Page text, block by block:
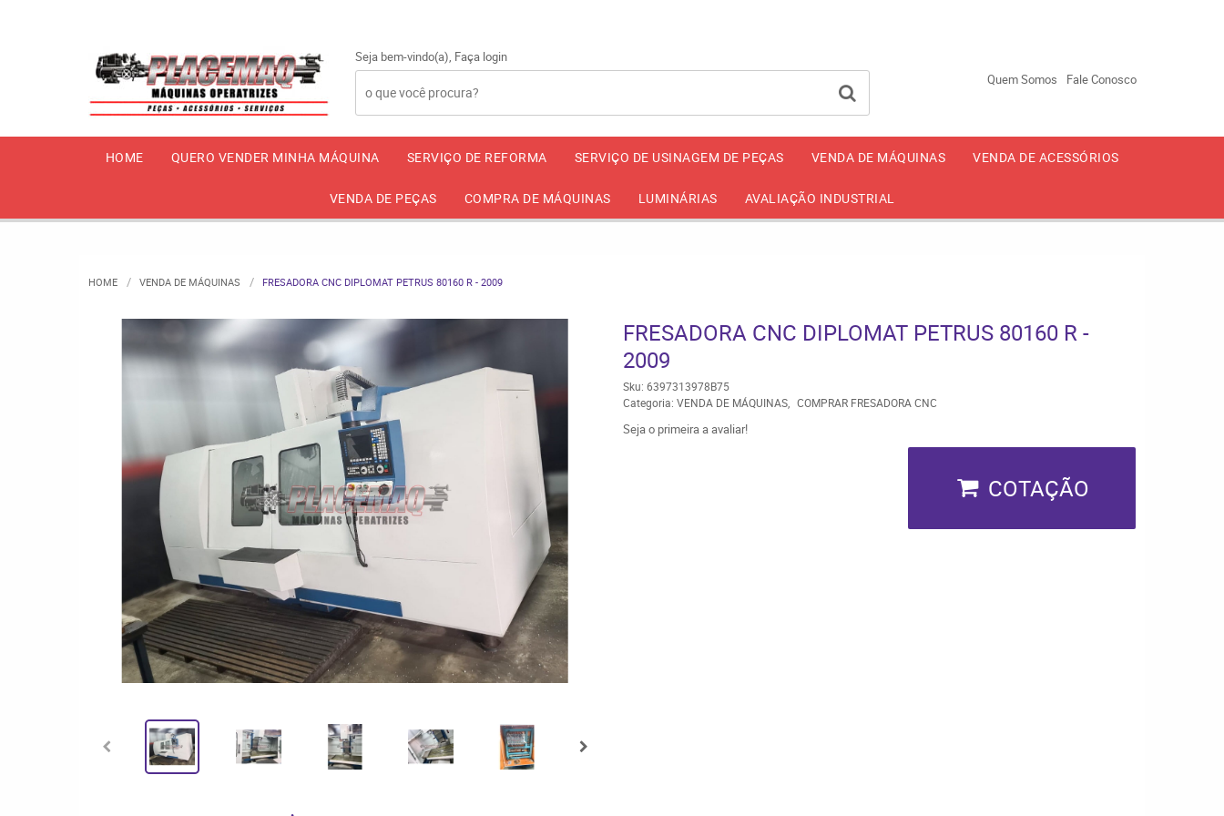
Seja bem-vindo(a), Faça login
Quem Somos
Fale Conosco
HOME QUERO VENDER MINHA MÁQUINA SERVIÇO DE REFORMA SERVIÇO DE USINAGEM DE PEÇAS VENDA DE MÁQUINAS VENDA DE ACESSÓRIOS
VENDA DE PEÇAS COMPRA DE MÁQUINAS LUMINÁRIAS AVALIAÇÃO INDUSTRIAL
HOME VENDA DE MÁQUINAS FRESADORA CNC DIPLOMAT PETRUS 80160 R - 2009
FRESADORA CNC DIPLOMAT PETRUS 80160 R -
2009
Sku: 6397313978B75
Categoria: VENDA DE MÁQUINAS COMPRAR FRESADORA CNC
Seja o primeira a avaliar!
COTAÇÃO